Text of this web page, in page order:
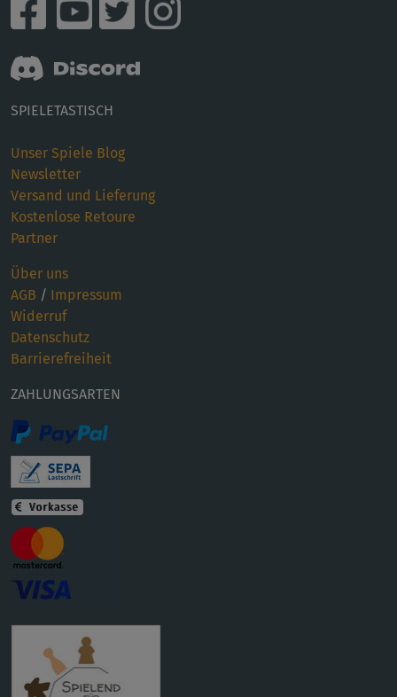
SPIELETASTISCH
Unser Spiele Blog
Newsletter
Versand und Lieferung
Kostenlose Retoure
Partner
Über uns
AGB / Impressum
Widerruf
Datenschutz
Barrierefreiheit
ZAHLUNGSARTEN